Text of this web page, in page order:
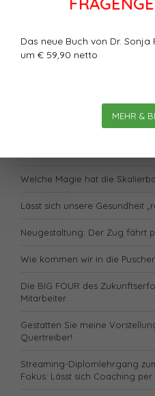
Das neue Buch von Dr. Sonja
um € 59,90 netto
MEHR &
Ein Plädoyer für kluge Fragen
Welche Magie hat die
Lässt sich unsere Gesundheit
Neugestaltung: Der Zug fährt
Wie kommen wir in die
Die BIG FOUR des
Mitarbeiter
Gestatten Sie meine
Quertreiber!
Streaming-Diplomlehrgang
Fokus: Lässt sich Coaching